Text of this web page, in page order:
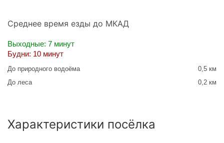
Среднее время езды до МКАД
Выходные: 7 минут
Будни: 10 минут
До природного водоёма
0,5 км
До леса
0,2 км
Характеристики посёлка